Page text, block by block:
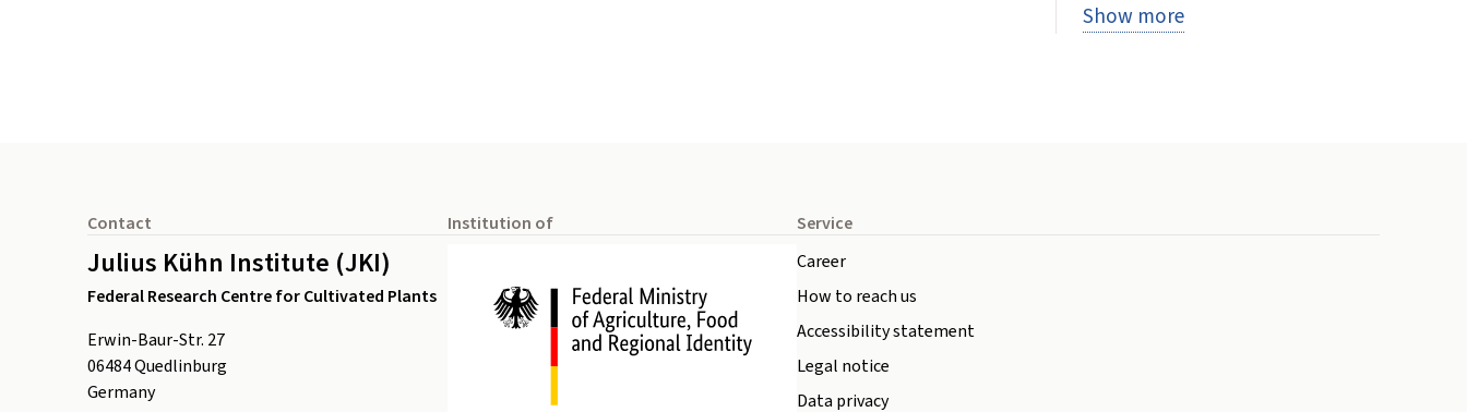
Show more
Contact
Julius Kühn Institute (JKI)
Federal Research Centre for Cultivated Plants
Erwin-Baur-Str. 27
06484Quedlinburg
Germany
Institution of
Service
Career
How to reach us
Accessibility statement
Legal notice
Data privacy